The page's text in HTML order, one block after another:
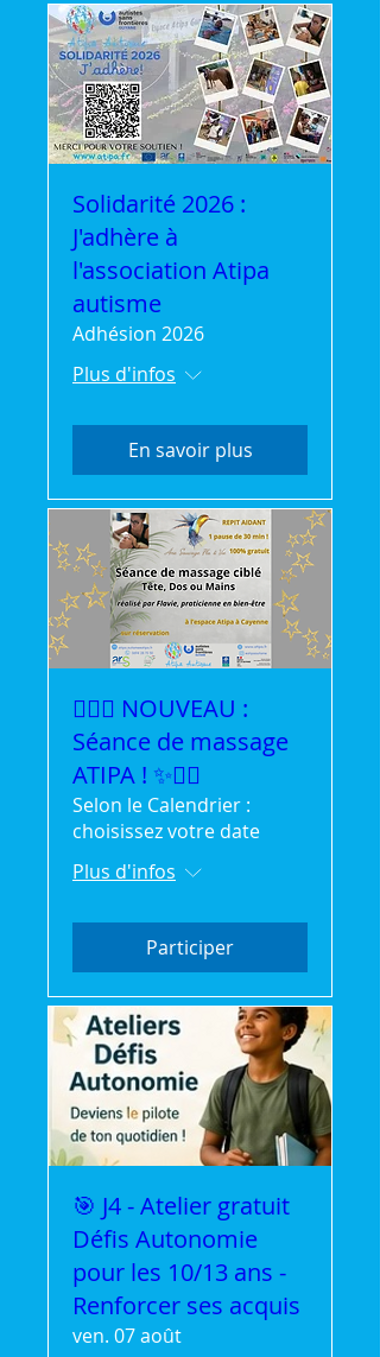
Solidarité 2026 :
J'adhère à
l'association Atipa
autisme
Adhésion 2026
Plus d'infos
En savoir plus
💆‍♀️✨ NOUVEAU :
Séance de massage
ATIPA ! ✨💆‍♂️
Selon le Calendrier :
choisissez votre date
Plus d'infos
Participer
🎯 J4 - Atelier gratuit
Défis Autonomie
pour les 10/13 ans -
Renforcer ses acquis
ven. 07 août